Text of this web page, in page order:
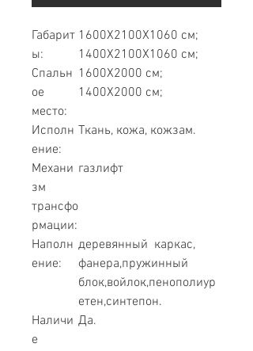
Габарит
ы:
1600Х2100Х1060 см;
1400Х2100Х1060 см;
Спальн
ое
место:
1600Х2000 см;
1400Х2000 см;
Исполн
ение:
Ткань, кожа, кожзам.
Механи
зм
трансфо
рмации:
газлифт
Наполн
ение:
деревянный каркас,
фанера,пружинный
блок,войлок,пенополиур
етен,синтепон.
Наличи
е
Да.